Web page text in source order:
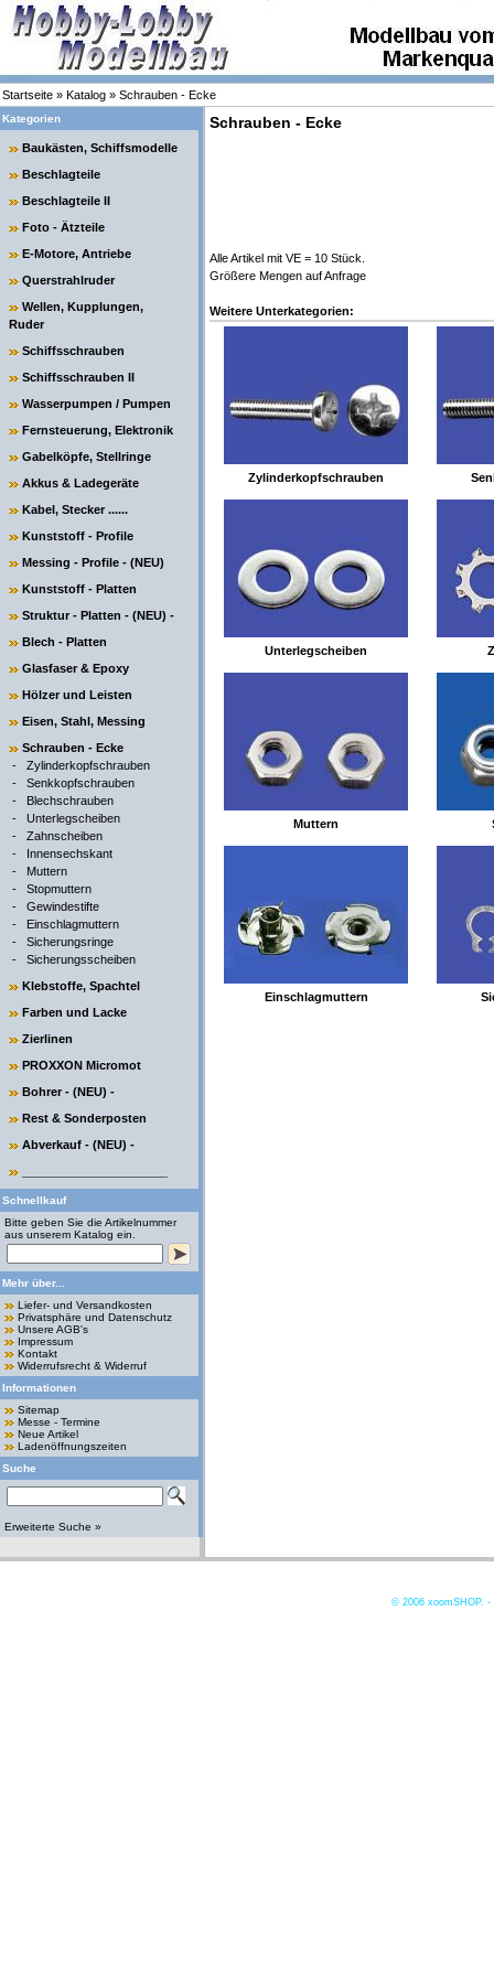
Startseite » Katalog » Schrauben - Ecke
Kategorien
Baukästen, Schiffsmodelle
Beschlagteile
Beschlagteile II
Foto - Ätzteile
E-Motore, Antriebe
Querstrahlruder
Wellen, Kupplungen,
Ruder
Schiffsschrauben
Schiffsschrauben II
Wasserpumpen / Pumpen
Fernsteuerung, Elektronik
Gabelköpfe, Stellringe
Akkus & Ladegeräte
Kabel, Stecker ......
Kunststoff - Profile
Messing - Profile - (NEU)
Kunststoff - Platten
Struktur - Platten - (NEU) -
Blech - Platten
Glasfaser & Epoxy
Hölzer und Leisten
Eisen, Stahl, Messing
Schrauben - Ecke
- Zylinderkopfschrauben
- Senkkopfschrauben
- Blechschrauben
- Unterlegscheiben
- Zahnscheiben
- Innensechskant
- Muttern
- Stopmuttern
- Gewindestifte
- Einschlagmuttern
- Sicherungsringe
- Sicherungsscheiben
Klebstoffe, Spachtel
Farben und Lacke
Zierlinen
PROXXON Micromot
Bohrer - (NEU) -
Rest & Sonderposten
Abverkauf - (NEU) -
Schnellkauf
Bitte geben Sie die Artikelnummer
aus unserem Katalog ein.
Mehr über...
Liefer- und Versandkosten
Privatsphäre und Datenschutz
Unsere AGB's
Impressum
Kontakt
Widerrufsrecht & Widerruf
Informationen
Sitemap
Messe - Termine
Neue Artikel
Ladenöffnungszeiten
Suche
Erweiterte Suche »
Schrauben - Ecke
Alle Artikel mit VE = 10 Stück.
Größere Mengen auf Anfrage
Weitere Unterkategorien:
Zylinderkopfschrauben
Unterlegscheiben
Muttern
Einschlagmuttern
© 2006 xoomSHOP. -